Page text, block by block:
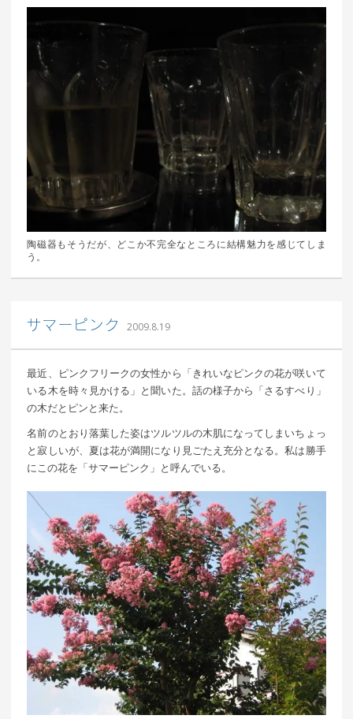
陶磁器もそうだが、どこか不完全なところに結構魅力を感じてしま
う。
サマーピンク 2009.8.19｜ 更新日：
込山 敏郎
最近、ピンクフリークの女性から「きれいなピンクの花が咲いて
いる木を時々見かける」と聞いた。話の様子から「さるすべり」
の木だとピンと来た。
名前のとおり落葉した姿はツルツルの木肌になってしまいちょっ
と寂しいが、夏は花が満開になり見ごたえ充分となる。私は勝手
にこの花を「サマーピンク」と呼んでいる。